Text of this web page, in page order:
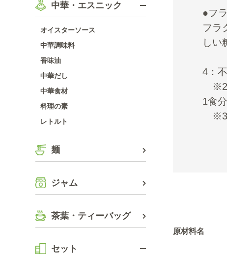
中華・エスニック
オイスターソース
中華調味料
香味油
中華だし
中華食材
料理の素
レトルト
麺
ジャム
茶葉・ティーバッグ
セット
●フ
フラ
しい
4：
※2
1食
※3
原材料名